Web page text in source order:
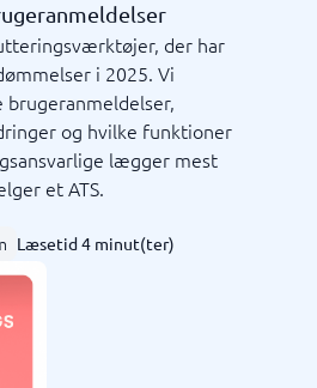
der har
i 2025. Vi
og hvilke funktioner
lægger mest
et ATS.
Læsetid 4 minut(ter)